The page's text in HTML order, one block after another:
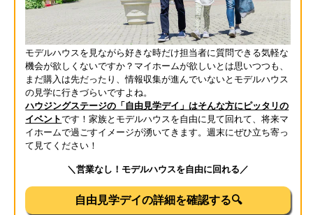
モデルハウスを見ながら好きな時だけ担当者に質問できる気軽な
機会が欲しくないですか？マイホームが欲しいとは思いつつも、
まだ購入は先だったり、情報収集が進んでいないとモデルハウス
の見学に行きづらいですよね。
ハウジングステージの「自由見学デイ」はそんな方にピッタリの
イベントです！家族とモデルハウスを自由に見て回れて、将来マ
イホームで過ごすイメージが湧いてきます。週末にぜひ立ち寄っ
て見てください！
＼営業なし！モデルハウスを自由に回れる／
自由見学デイの詳細を確認する🔍